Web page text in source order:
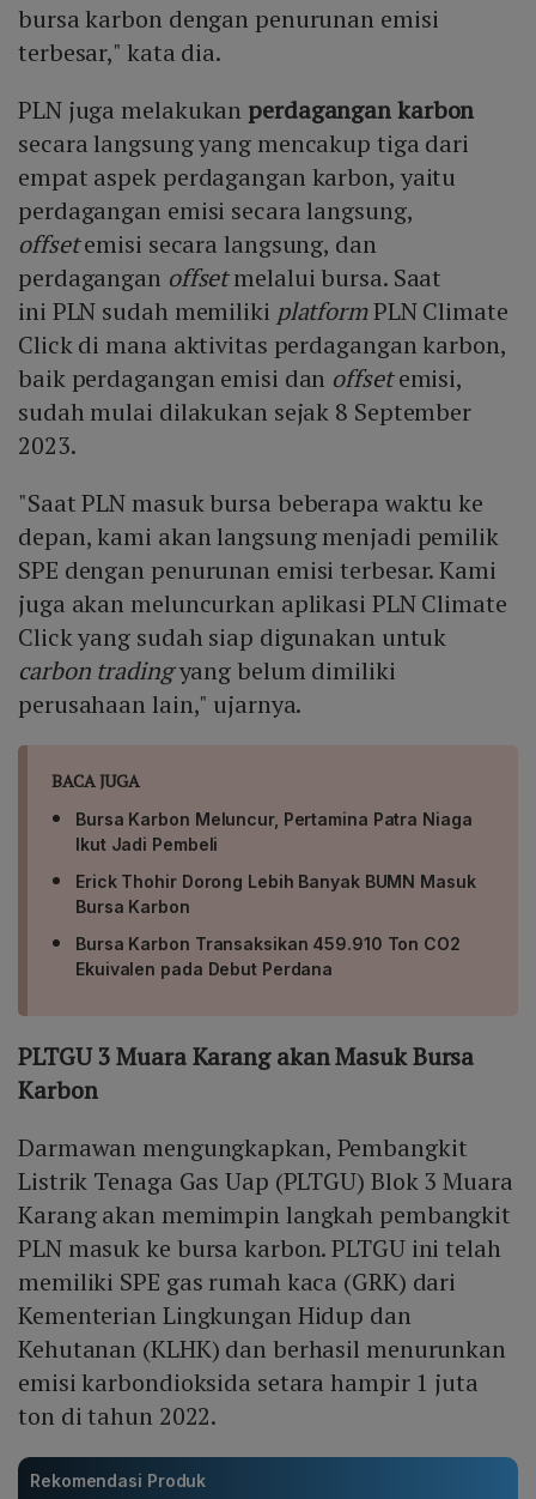
bursa karbon dengan penurunan emisi
terbesar," kata dia.
PLN juga melakukanperdagangan karbon
secara langsung yang mencakup tiga dari
empat aspek perdagangan karbon, yaitu
perdagangan emisi secara langsung,
offsetemisi secara langsung, dan
perdagangan offsetmelalui bursa. Saat
ini PLN sudah memiliki platformPLN Climate
Click di mana aktivitas perdagangan karbon,
baik perdagangan emisi dan offsetemisi,
sudah mulai dilakukan sejak 8 September
2023.
"Saat PLN masuk bursa beberapa waktu ke
depan, kami akan langsung menjadi pemilik
SPE dengan penurunan emisi terbesar. Kami
juga akan meluncurkan aplikasi PLN Climate
Click yang sudah siap digunakan untuk
carbon tradingyang belum dimiliki
perusahaan lain," ujarnya.
BACA JUGA
Bursa Karbon Meluncur, Pertamina Patra Niaga
Ikut Jadi Pembeli
Erick Thohir Dorong Lebih Banyak BUMN Masuk
Bursa Karbon
Bursa Karbon Transaksikan 459.910 Ton CO2
Ekuivalen pada Debut Perdana
PLTGU 3 Muara Karang akan Masuk Bursa
Karbon
Darmawan mengungkapkan, Pembangkit
Listrik Tenaga Gas Uap (PLTGU) Blok 3 Muara
Karang akan memimpin langkah pembangkit
PLN masuk ke bursa karbon. PLTGU ini telah
memiliki SPE gas rumah kaca (GRK) dari
Kementerian Lingkungan Hidup dan
Kehutanan (KLHK) dan berhasil menurunkan
emisi karbondioksida setara hampir 1 juta
ton di tahun 2022.
Rekomendasi Produk